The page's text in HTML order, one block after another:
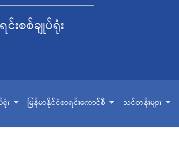
းစစ်ချုပ်ရုံး
း မြန်မာနိုင်ငံစာရင်းကောင်စီ သင်တန်းများ